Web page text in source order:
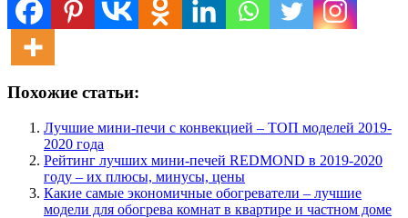
Похожие статьи:
Лучшие мини-печи с конвекцией – ТОП моделей 2019-
2020 года
Рейтинг лучших мини-печей REDMOND в 2019-2020
году – их плюсы, минусы, цены
Какие самые экономичные обогреватели – лучшие
модели для обогрева комнат в квартире и частном доме